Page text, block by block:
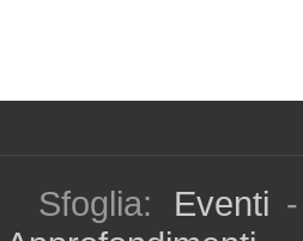
Sfoglia: Eventi -